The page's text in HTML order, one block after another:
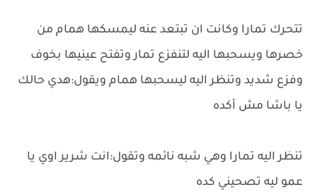
تتحرك تمارا وكانت ان تبتعد عنه ليمسكها همام من
خصرها ويسحبها اليه لتنفزع تمار وتفتح عينيها بخوف
وفزع شديد وتنظر اليه ليسحبها همام ويقول:هدي حالك
يا باشا مش أكده
تنظر اليه تمارا وهي شبه نائمه وتقول:انت شرير اوي يا
عمو ليه تصحيني كده